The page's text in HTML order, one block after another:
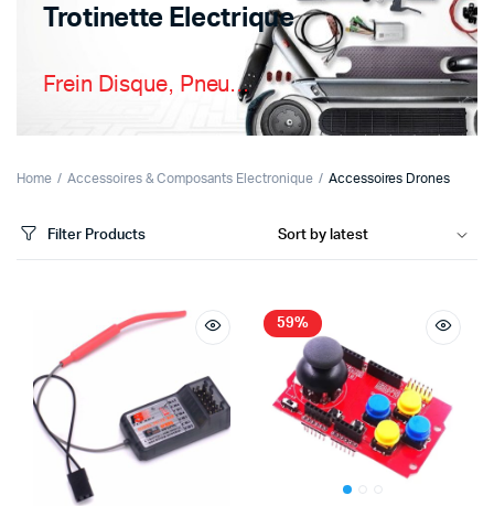
Trotinette Electrique
Frein Disque, Pneu...
Home Accessoires & Composants Electronique Accessoires Drones
Filter Products
59%